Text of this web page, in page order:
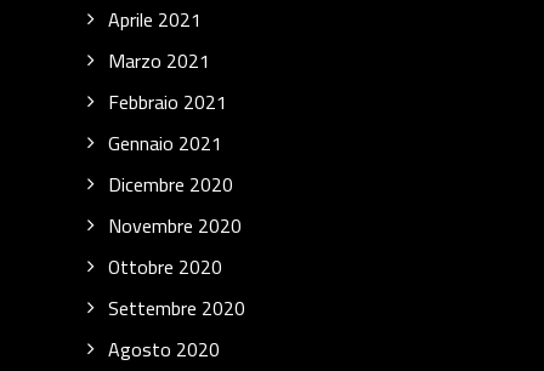
Aprile 2021
Marzo 2021
Febbraio 2021
Gennaio 2021
Dicembre 2020
Novembre 2020
Ottobre 2020
Settembre 2020
Agosto 2020